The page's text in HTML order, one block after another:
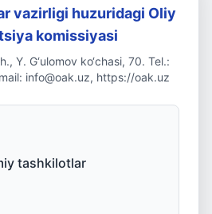
vazirligi huzuridagi Oliy
komissiyasi
Y. G‘ulomov ko‘chasi, 70. Tel.:
info@oak.uz, https://oak.uz
tashkilotlar